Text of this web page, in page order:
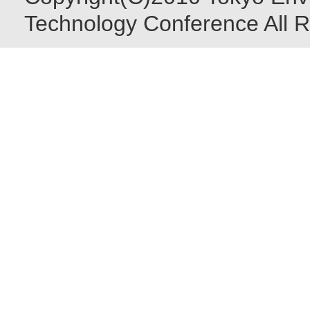
Technology Conference All